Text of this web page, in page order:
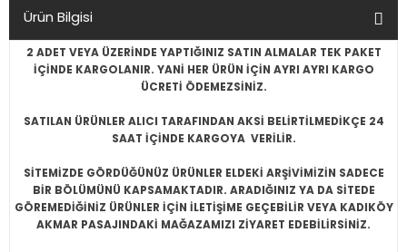
Ürün Bilgisi
2 ADET VEYA ÜZERİNDE YAPTIĞINIZ SATIN ALMALAR TEK PAKET
İÇİNDE KARGOLANIR. YANİ HER ÜRÜN İÇİN AYRI AYRI KARGO
ÜCRETİ ÖDEMEZSİNİZ.
SATILAN ÜRÜNLER ALICI TARAFINDAN AKSİ BELİRTİLMEDİKÇE 24
SAAT İÇİNDE KARGOYA VERİLİR.
SİTEMİZDE GÖRDÜĞÜNÜZ ÜRÜNLER ELDEKİ ARŞİVİMİZİN SADECE
BİR BÖLÜMÜNÜ KAPSAMAKTADIR. ARADIĞINIZ YA DA SİTEDE
GÖREMEDİĞİNİZ ÜRÜNLER İÇİN İLETİŞİME GEÇEBİLİR VEYA KADIKÖY
AKMAR PASAJINDAKİ MAĞAZAMIZI ZİYARET EDEBİLİRSİNİZ.